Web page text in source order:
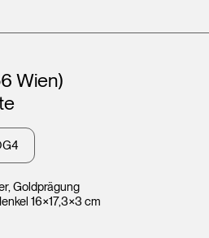
Goldprägung
16×17,3×3 cm
Wien)